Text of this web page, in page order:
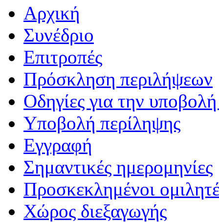
Αρχική
Συνέδριο
Επιτροπές
Πρόσκληση περιλήψεων
Οδηγίες για την
Υποβολή περίληψης
Εγγραφή
Σημαντικές ημερομηνίες
Προσκεκλημένοι
Χώρος διεξαγωγής